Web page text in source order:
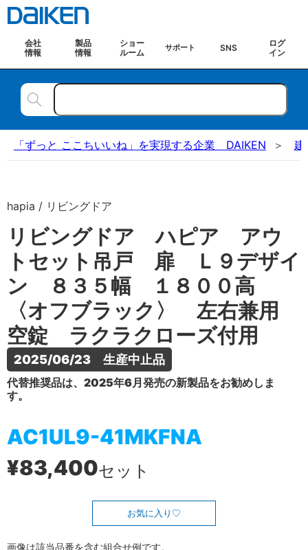
会社
情報
製品
情報
ショー
ルーム
サポート SNS
ログ
イン
「ずっと ここちいいね」を実現する企業 DAIKEN 建
hapia / リビングドア
リビングドア ハピア アウ
トセット吊戸 扉 Ｌ９デザイ
ン ８３５幅 １８００高
〈オフブラック〉 左右兼用
空錠 ラクラクローズ付用
2025/06/23　生産中止品
代替推奨品は、2025年6月発売の新製品をお勧めしま
す。
AC1UL9-41MKFNA
¥83,400セット
お気に入り
画像は該当品番を含む組合せ例です。